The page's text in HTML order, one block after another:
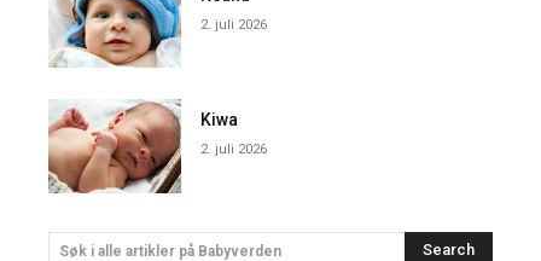
2. juli 2026
Kiwa
2. juli 2026
Søk i alle artikler på Babyverden Search